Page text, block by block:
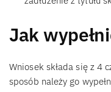
Jak
Wniosek składa się z 4
sposób należy go